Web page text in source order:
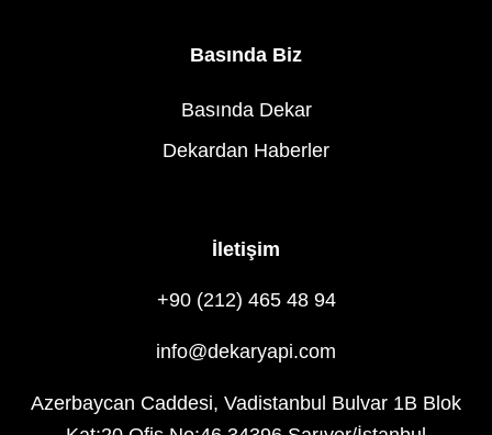
Basında Biz
Basında Dekar
Dekardan Haberler
İletişim
+90 (212) 465 48 94
info@dekaryapi.com
Azerbaycan Caddesi, Vadistanbul Bulvar 1B Blok